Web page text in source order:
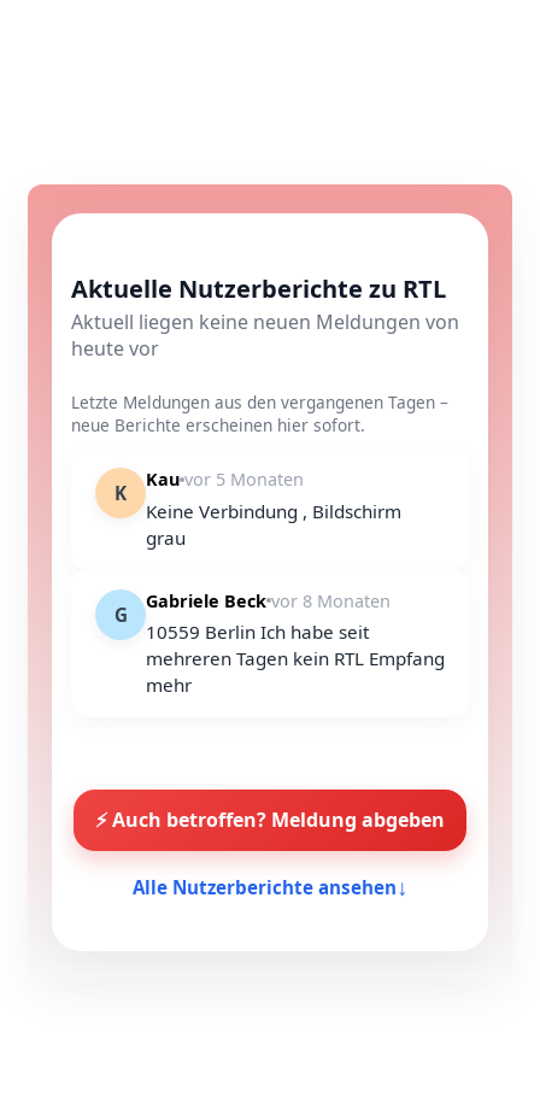
Aktuelle Nutzerberichte zu RTL
Aktuell liegen keine neuen Meldungen von
heute vor
Letzte Meldungen aus den vergangenen Tagen –
neue Berichte erscheinen hier sofort.
K
Kau vor 5 Monaten
Keine Verbindung , Bildschirm
grau
G
Gabriele Beck vor 8 Monaten
10559 Berlin Ich habe seit
mehreren Tagen kein RTL Empfang
mehr
⚡ Auch betroffen? Meldung abgeben
Alle Nutzerberichte ansehen↓